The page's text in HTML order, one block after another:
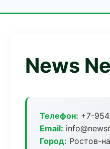
News
Телефон: +7-
Email:
Город: Ростов-